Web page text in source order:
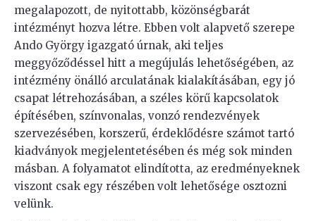
megalapozott, de nyitottabb, közönségbarát
intézményt hozva létre. Ebben volt alapvető szerepe
Ando György igazgató úrnak, aki teljes
meggyőződéssel hitt a megújulás lehetőségében, az
intézmény önálló arculatának kialakításában, egy jó
csapat létrehozásában, a széles körű kapcsolatok
építésében, színvonalas, vonzó rendezvények
szervezésében, korszerű, érdeklődésre számot tartó
kiadványok megjelentetésében és még sok minden
másban. A folyamatot elindította, az eredményeknek
viszont csak egy részében volt lehetősége osztozni
velünk.